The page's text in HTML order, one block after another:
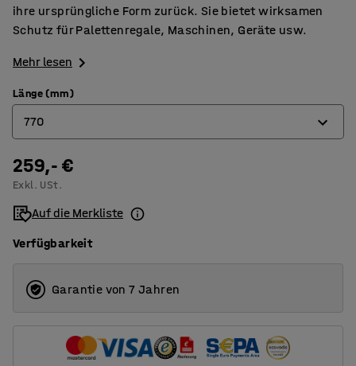
ihre ursprüngliche Form zurück. Sie bietet wirksamen
Schutz für Palettenregale, Maschinen, Geräte usw.
Mehr lesen
Länge (mm)
770
770
1270
1770
259,- €
Exkl. USt.
Auf die Merkliste
Verfügbarkeit
Garantie von 7 Jahren